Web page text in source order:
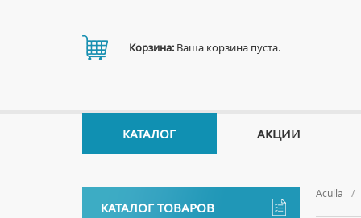
Aculla
КАТАЛОГ ТОВАРОВ
Корзина: Ваша корзина пуста.
КАТАЛОГ АКЦИИ